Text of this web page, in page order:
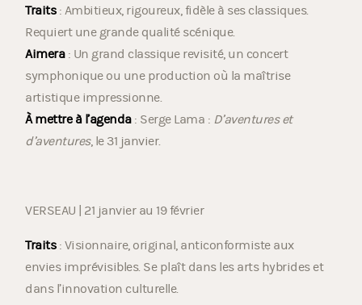
Traits: Ambitieux, rigoureux, fidèle à ses classiques.
Requiert une grande qualité scénique.
Aimera: Un grand classique revisité, un concert
symphonique ou une production où la maîtrise
artistique impressionne.
À mettre à l’agenda: Serge Lama : D’aventures et
d’aventures, le 31 janvier.
VERSEAU | 21 janvier au 19 février
Traits: Visionnaire, original, anticonformiste aux
envies imprévisibles. Se plaît dans les arts hybrides et
dans l’innovation culturelle.